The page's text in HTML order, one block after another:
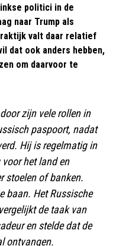
politici in de
naar Trump als
valt daar relatief
dat ook anders hebben,
om daarvoor te
zijn vele rollen in
paspoort, nadat
Hij is regelmatig in
het land en
stoelen of banken.
baan. Het Russische
de taak van
en stelde dat de
ontvangen.